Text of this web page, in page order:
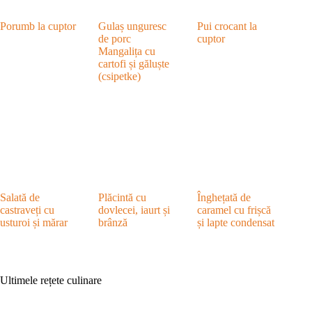
Porumb la cuptor
Gulaș unguresc
de porc
Mangalița cu
cartofi și găluște
(csipetke)
Pui crocant la
cuptor
Salată de
castraveți cu
usturoi și mărar
Plăcintă cu
dovlecei, iaurt și
brânză
Înghețată de
caramel cu frișcă
și lapte condensat
Ultimele rețete culinare